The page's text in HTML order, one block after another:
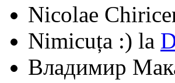
Nicolae
Nimicuța :) la
Владимир